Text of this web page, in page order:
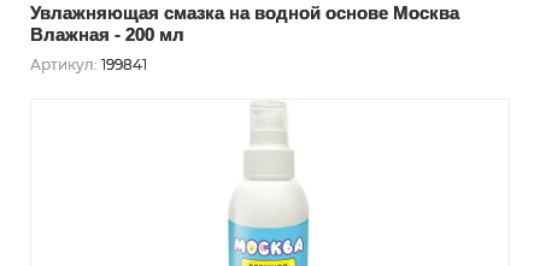
Увлажняющая смазка на водной основе Москва
Влажная - 200 мл
Артикул: 199841